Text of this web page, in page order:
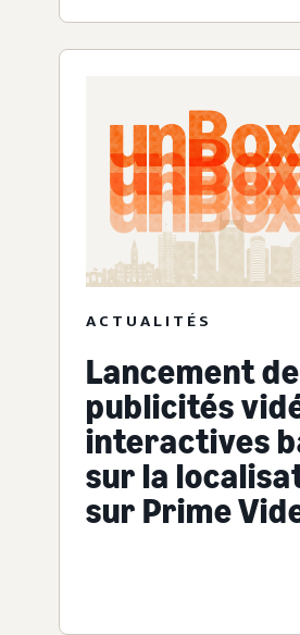
ACTUALITÉS
Lancement
publicités
interactives
sur la
sur Prime